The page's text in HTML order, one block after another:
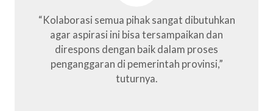
“Kolaborasi semua pihak sangat dibutuhkan
agar aspirasi ini bisa tersampaikan dan
direspons dengan baik dalam proses
penganggaran di pemerintah provinsi,”
tuturnya.